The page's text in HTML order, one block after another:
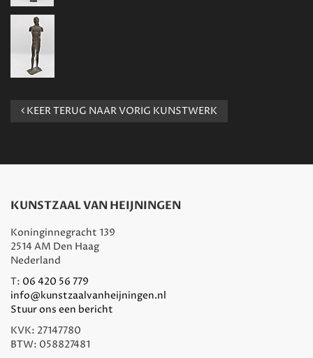
KEER TERUG NAAR VORIG KUNSTWERK
KUNSTZAAL VAN HEIJNINGEN
Koninginnegracht 139
2514 AM Den Haag
Nederland
T: 06 420 56 779
info@kunstzaalvanheijningen.nl
Stuur ons een bericht
KVK: 27147780
BTW: 058827481